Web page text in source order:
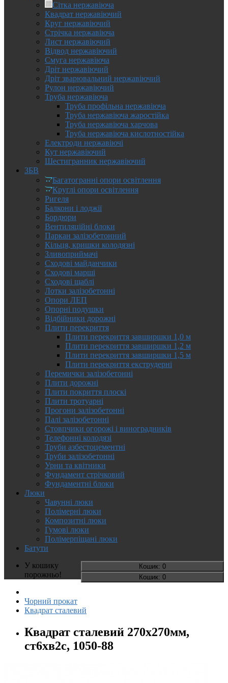
Сітка нержавіюча
Квадрат нержавіючий
Круг нержавіючий
Стрічка нержавіюча
Лист нержавіючий
Відвод нержавіючий
Смуга нержавіюча
Дріт нержавіючий
Дріт зварювальний нержавіючий
Рулон нержавіючий
Труба нержавіюча
Труба профільна нержавіюча
Труба нержавіюча жаростійка
Труба нержавіюча харчова
Труба нержавіюча кислотностійка
Електроди нержавіючі
Кут нержавіючий
Шестигранник нержавіючий
ЗБВ
Багатогранні опори освітлення
Круглі опори освітлення
Ригеля
Балкони і лоджії
Бордюри
Вентиляційні блоки
Паркан залізобетонний
Кільця, кришки колодязні
Зливоприймачі
Сходові майданчики
Сходові марші
Сходові щаблі
Лотки залізобетонні
Опори ЛЕП
Опорні подушки
Відбійники дорожні
Плити перекриття
Плити перекриття завширшки 1,0 м
Плити перекриття завширшки 1,2 м
Плити перекриття завширшки 1,5 м
Плити перекриття екструдерні
Перемички залізобетонні
Плити дорожні
Плити покриття плоскі
Плити тротуарні
Прогони залізобетонні
Палі залізобетонні
Стовпчики огорожі і виноградників
Телефонні колодязі
Труби азбестоцементні
Труби залізобетонні
Урни та квітники
Фундамент стрічковий
Фундаментні блоки
Люки
Чавунні люки
Полімерні люки
Композитні люки
Гумові люки
Полімерпіщані люки
Батути
Кошик: 0
Кошик: 0
У кошику
порожньо!
Чорний прокат
Квадрат сталевий
Квадрат сталевий 270х270мм,
ст6хв2с, 1050-88